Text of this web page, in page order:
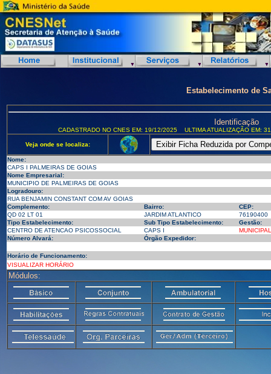
Estabelecimento de
Identificação
CADASTRADO NO CNES EM: 19/12/2025 ULTIMA ATUALIZAÇÃO EM:
Veja onde se localiza:
Nome:
CAPS I PALMEIRAS DE GOIAS
Nome Empresarial:
MUNICIPIO DE PALMEIRAS DE GOIAS
Logradouro:
RUA BENJAMIN CONSTANT COM AV GOIAS
Complemento:
Bairro:
CEP:
QD 02 LT 01
JARDIM ATLANTICO
76190400
Tipo Estabelecimento:
Sub Tipo Estabelecimento:
Gestão:
CENTRO DE ATENCAO PSICOSSOCIAL
CAPS I
MUNICIPAL
Número Alvará:
Órgão Expedidor:
Horário de Funcionamento:
VISUALIZAR HORÁRIO
Módulos: